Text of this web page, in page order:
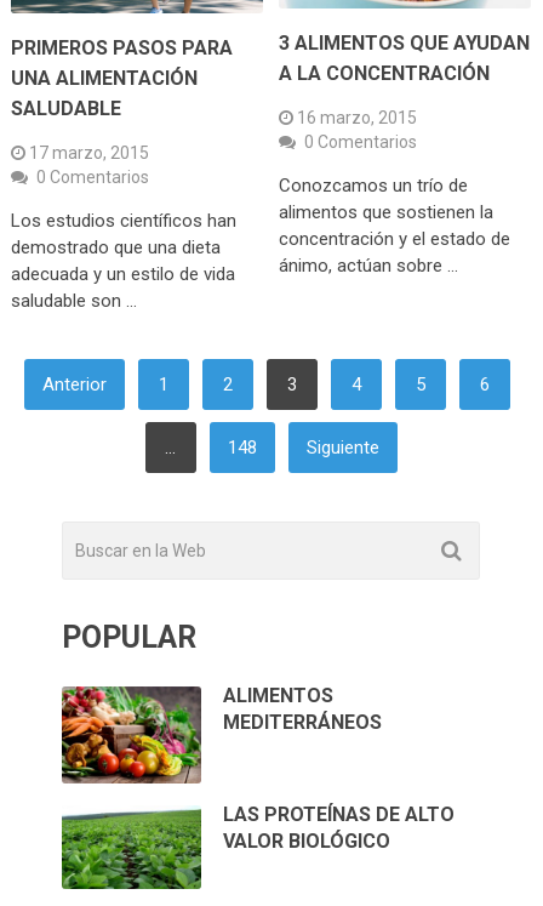
PRIMEROS PASOS PARA
UNA ALIMENTACIÓN
SALUDABLE
17 marzo, 2015
0 Comentarios
Los estudios científicos han
demostrado que una dieta
adecuada y un estilo de vida
saludable son …
3 ALIMENTOS QUE AYUDAN
A LA CONCENTRACIÓN
16 marzo, 2015
0 Comentarios
Conozcamos un trío de
alimentos que sostienen la
concentración y el estado de
ánimo, actúan sobre …
PAGINACIÓN
DE
ENTRADAS
Anterior 1 2 3 4 5 6
… 148 Siguiente
POPULAR
ALIMENTOS
MEDITERRÁNEOS
LAS PROTEÍNAS DE ALTO
VALOR BIOLÓGICO